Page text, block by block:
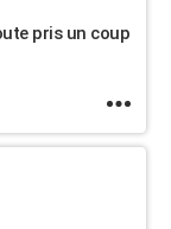
pris un coup